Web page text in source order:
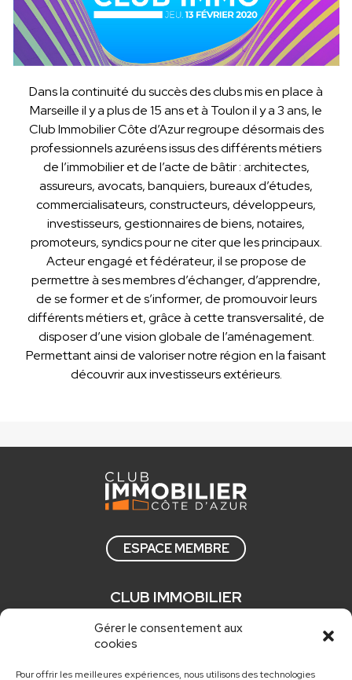
Gérer le consentement aux
cookies
Pour offrir les meilleures expériences, nous utilisons des technologies
Dans la continuité du succès des clubs mis en place à
Marseille il y a plus de 15 ans et à Toulon il y a 3 ans, le
Club Immobilier Côte d’Azur regroupe désormais des
professionnels azuréens issus des différents métiers
de l’immobilier et de l’acte de bâtir : architectes,
assureurs, avocats, banquiers, bureaux d’études,
commercialisateurs, constructeurs, développeurs,
investisseurs, gestionnaires de biens, notaires,
promoteurs, syndics pour ne citer que les principaux.
Acteur engagé et fédérateur, il se propose de
permettre à ses membres d’échanger, d’apprendre,
de se former et de s’informer, de promouvoir leurs
différents métiers et, grâce à cette transversalité, de
disposer d’une vision globale de l’aménagement.
Permettant ainsi de valoriser notre région en la faisant
découvrir aux investisseurs extérieurs.
ESPACE MEMBRE
CLUB IMMOBILIER
Qui sommes nous ?
Comment adhérer ?
Actualités